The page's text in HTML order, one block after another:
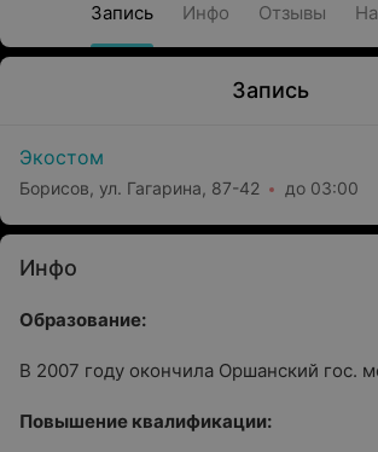
Запись Инфо Отзывы
Запись
Экостом
Борисов, ул. Гагарина, 87-42 до 03:00
Инфо
Образование:
В 2007 году окончила Оршанский гос.
Повышение квалификации: